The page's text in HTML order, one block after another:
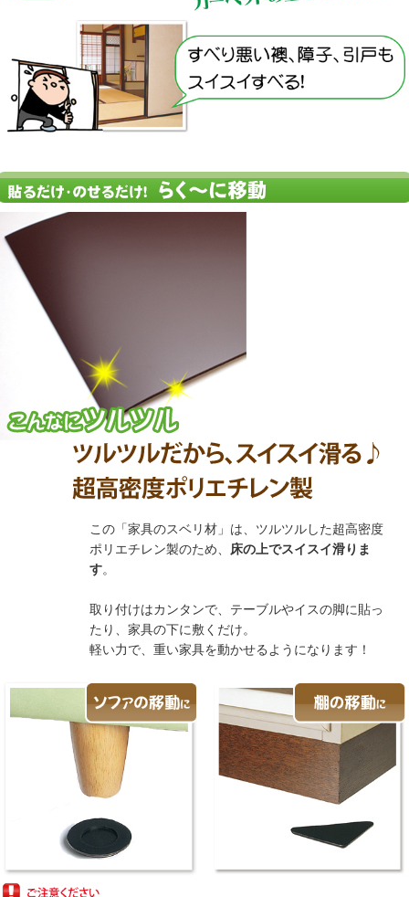
この「家具のスベリ材」は、ツルツルした超高密度
ポリエチレン製のため、 床の上でスイスイ滑りま
す。
取り付けはカンタンで、テーブルやイスの脚に貼っ
たり、家具の下に敷くだけ。
軽い力で、重い家具を動かせるようになります！